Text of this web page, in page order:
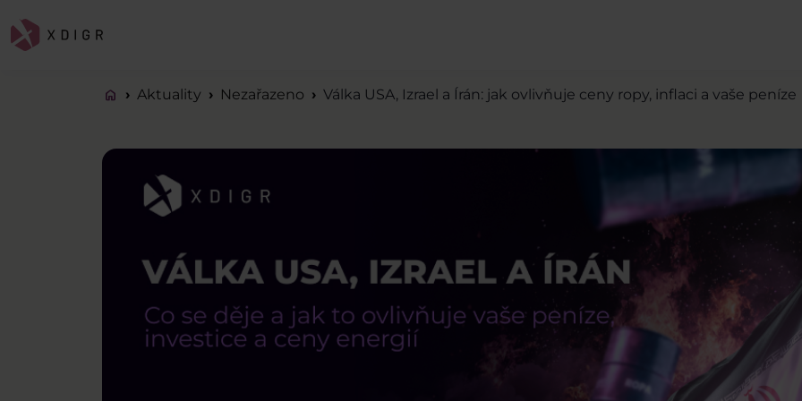
home Aktuality Nezařazeno Válka USA, Izrael a Írán: jak ovlivňuje ceny ropy, inflaci a vaše peníze